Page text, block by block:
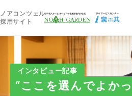
ノアコンツェル
採用サイト
福祉住宅NOAH GARDEN
インタビュー記事
“ここを選んでよか